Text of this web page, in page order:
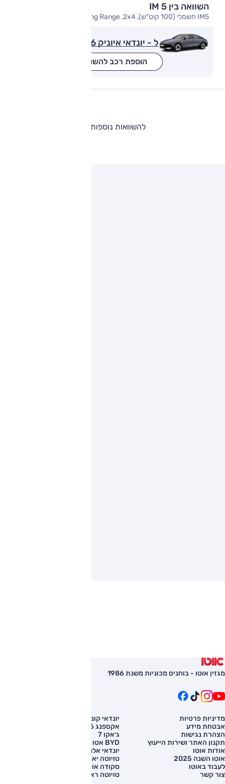
השוואה בין IM 5
IM5 חשמלי (100 קוט"ש), Long Range ,2x4
ל - יונדאי איוניק 6
הוספת רכב להשוואה
להשוואות נוספות
מגזין אוטו - בוחנים מכוניות משנת 1986
מדיניות פרטיות
אבטחת מידע
הצהרת נגישות
תקנון האתר ושירות הייעוץ
אודות אוטו
אוטו השנה 2025
לעבוד באוטו
צור קשר
יונדאי קונה
אקספנג G6
ג׳אקו 7
BYD אטו 3
יונדאי אלנטרה
טויוטה יאריס קרוס
סקודה אוקטביה
טויוטה ראב 4